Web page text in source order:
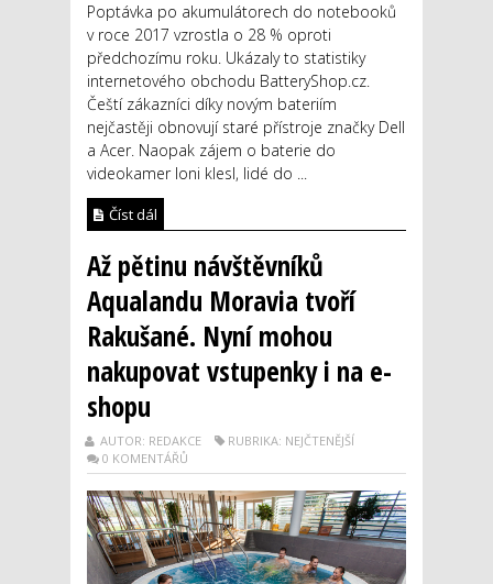
Poptávka po akumulátorech do notebooků
v roce 2017 vzrostla o 28 % oproti
předchozímu roku. Ukázaly to statistiky
internetového obchodu BatteryShop.cz.
Čeští zákazníci díky novým bateriím
nejčastěji obnovují staré přístroje značky Dell
a Acer. Naopak zájem o baterie do
videokamer loni klesl, lidé do ...
Číst dál
Až pětinu návštěvníků
Aqualandu Moravia tvoří
Rakušané. Nyní mohou
nakupovat vstupenky i na e-
shopu
AUTOR: REDAKCE
RUBRIKA: NEJČTENĚJŠÍ
0 KOMENTÁŘŮ